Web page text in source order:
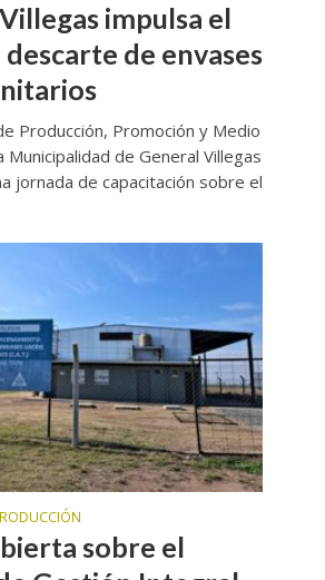
impulsa el
de envases
Producción, Promoción y Medio
Municipalidad de General Villegas
jornada de capacitación sobre el
sobre el